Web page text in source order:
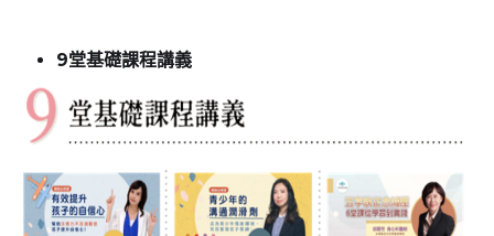
9堂基礎課程講義